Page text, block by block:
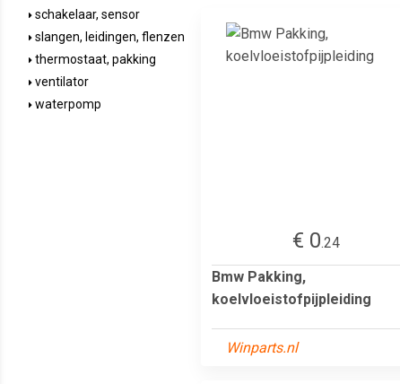
schakelaar, sensor
slangen, leidingen, flenzen
thermostaat, pakking
ventilator
waterpomp
€ 0.24
Bmw Pakking,
koelvloeistofpijpleiding
Winparts.nl